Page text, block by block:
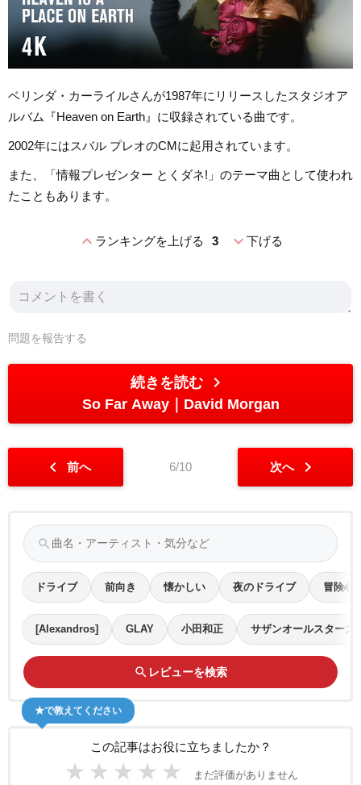
ベリンダ・カーライルさんが1987年にリリースしたスタジオア
ルバム『Heaven on Earth』に収録されている曲です。
2002年にはスバル プレオのCMに起用されています。
また、「情報プレゼンター とくダネ!」のテーマ曲として使われ
たこともあります。
expand_lessランキングを上げる 3 expand_more下げる
問題を報告する
続きを読む chevron_right
So Far Away David Morgan
chevron_left 前へ 6/10 次へ chevron_right
search
ドライブ 前向き 懐かしい 夜のドライブ 冒険心
[Alexandros] GLAY 小田和正 サザンオールスターズ
search レビューを検索
この記事はお役に立ちましたか？
★ ★ ★ ★ ★ まだ評価がありません
★で教えてください